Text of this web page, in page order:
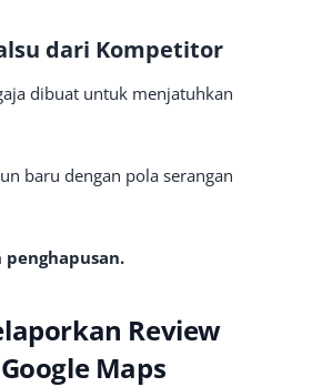
dari Kompetitor
dibuat untuk menjatuhkan
baru dengan pola serangan
Review
Maps